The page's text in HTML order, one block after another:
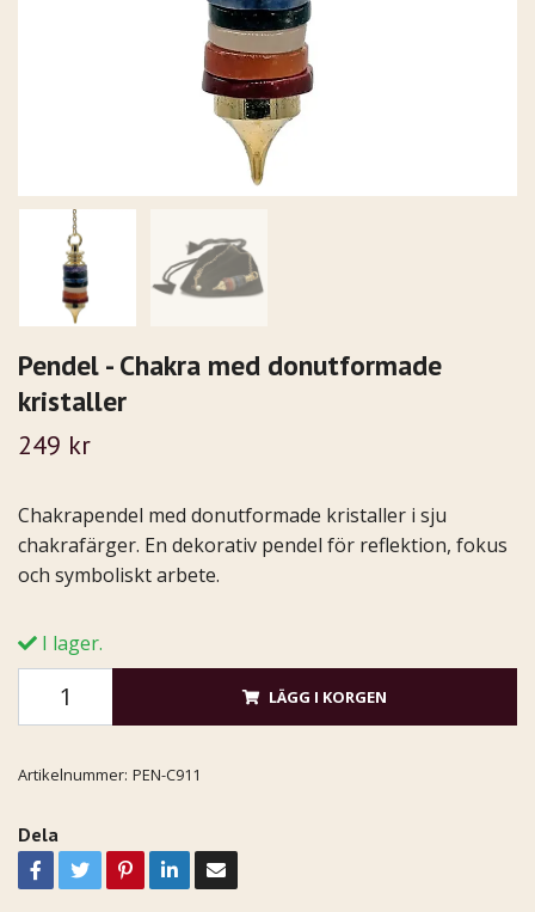
Pendel - Chakra med donutformade
kristaller
249 kr
Chakrapendel med donutformade kristaller i sju
chakrafärger. En dekorativ pendel för reflektion, fokus
och symboliskt arbete.
I lager.
LÄGG I KORGEN
Artikelnummer: PEN-C911
Dela